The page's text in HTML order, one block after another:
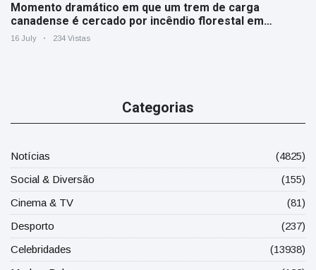
Momento dramático em que um trem de carga
canadense é cercado por incêndio florestal em
Ontário
16 July 234 Vistas
Categorias
Notícias
(4825)
Social & Diversão
(155)
Cinema & TV
(81)
Desporto
(237)
Celebridades
(13938)